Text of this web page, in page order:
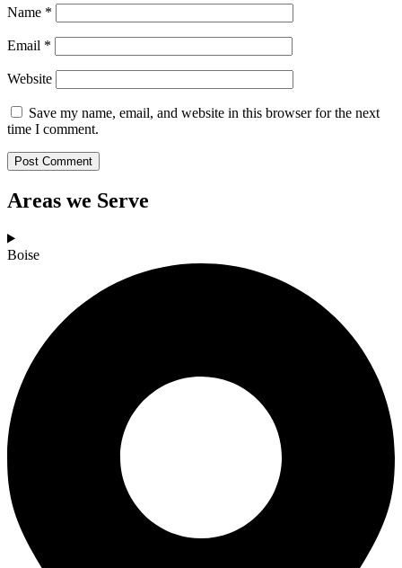
Name *
Email *
Website
Save my name, email, and website in this browser for the next
time I comment.
Areas we Serve
Boise